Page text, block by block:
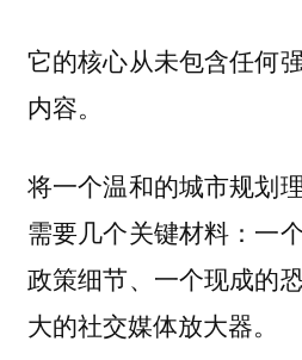
它的核心从未包含任何
内容。
将一个温和的城市规划
需要几个关键材料：一
政策细节、一个现成的
大的社交媒体放大器。